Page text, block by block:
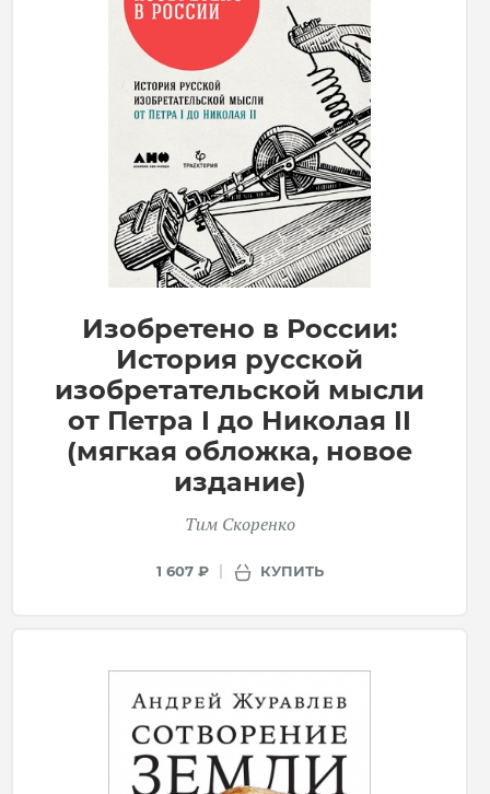
Изобретено в России:
История русской
изобретательской мысли
от Петра I до Николая II
(мягкая обложка, новое
издание)
Тим Скоренко
1 607 ₽ КУПИТЬ